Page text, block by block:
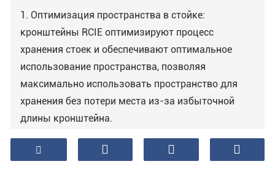
1. Оптимизация пространства в стойке:
кронштейны RCIE оптимизируют процесс
хранения стоек и обеспечивают оптимальное
использование пространства, позволяя
максимально использовать пространство для
хранения без потери места из-за избыточной
длины кронштейна.
2. Простота установки: кронштейны RCIE просты